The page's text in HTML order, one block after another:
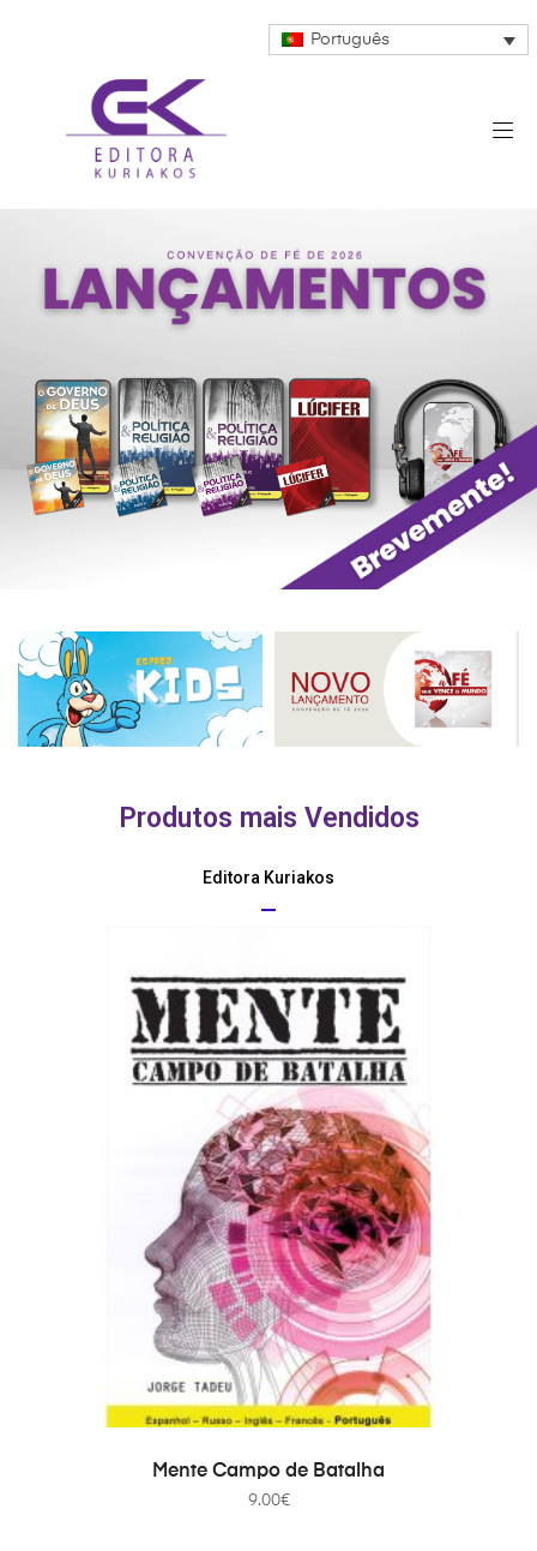
Português
Produtos mais Vendidos
Editora Kuriakos
ADICIONAR
Mente Campo de Batalha
9.00€